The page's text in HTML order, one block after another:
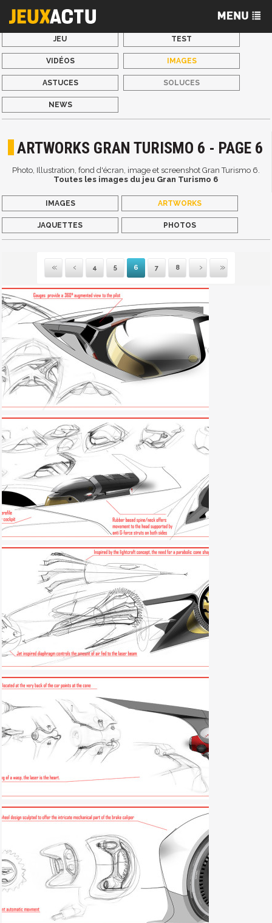
JEU TEST
VIDÉOS IMAGES
ASTUCES SOLUCES
NEWS
ARTWORKS GRAN TURISMO 6 - PAGE 6
Photo, Illustration, fond d'écran, image et screenshot Gran Turismo 6.
Toutes les images du jeu Gran Turismo 6
IMAGES ARTWORKS
JAQUETTES PHOTOS
Première
Précédente
4 5 6 7 8
Suivante
Dernière